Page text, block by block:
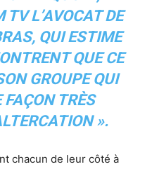
TV L’AVOCAT DE
QUI ESTIME
QUE CE
GROUPE QUI
TRÈS
».
chacun de leur côté à